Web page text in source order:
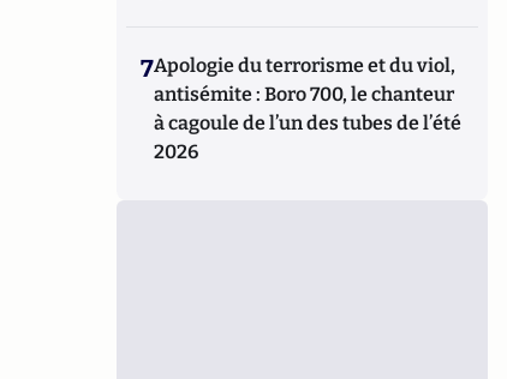
7Apologie du terrorisme et du viol,
antisémite : Boro 700, le chanteur
à cagoule de l’un des tubes de l’été
2026